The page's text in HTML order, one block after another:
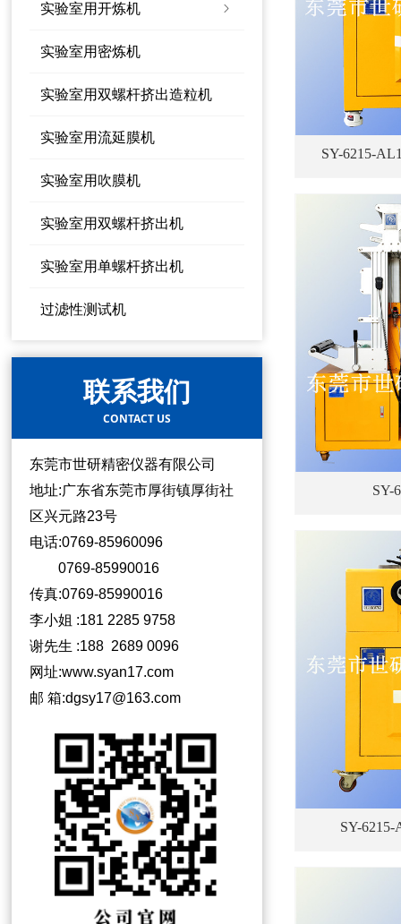
ꁇ
实验室用开炼机
实验室用密炼机
实验室用双螺杆挤出造粒机
实验室用流延膜机
实验室用吹膜机
实验室用双螺杆挤出机
实验室用单螺杆挤出机
过滤性测试机
东莞市世研精密仪器有限公司
地址:广东省东莞市厚街镇厚街社
区兴元路23号
电话:0769-85960096
0769-85990016
传真:0769-85990016
李小姐 :181 2285 9758
谢先生 :188 2689 0096
网址:www.syan17.com
邮 箱:dgsy17@163.com
联系我们
CONTACT US
SY-6215-
SY-
SY-